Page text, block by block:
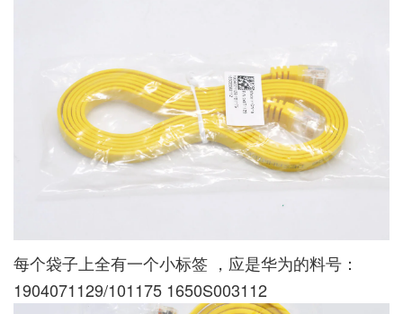
每个袋子上全有一个小标签 ，应是华为的料号：
1904071129/101175 1650S003112